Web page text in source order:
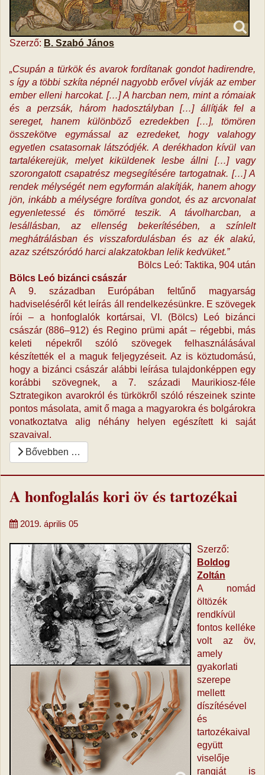
Szerző: B. Szabó János
„Csupán a türkök és avarok fordítanak gondot hadirendre,
s így a többi szkíta népnél nagyobb erővel vívják az ember
ember elleni harcokat. […] A harcban nem, mint a rómaiak
és a perzsák, három hadosztályban […] állítják fel a
sereget, hanem különböző ezredekben […], tömören
összekötve egymással az ezredeket, hogy valahogy
egyetlen csatasornak látszódjék. A derékhadon kívül van
tartalékerejük, melyet kiküldenek lesbe állni […] vagy
szorongatott csapatrész megsegítésére tartogatnak. […] A
rendek mélységét nem egyformán alakítják, hanem ahogy
jön, inkább a mélységre fordítva gondot, és az arcvonalat
egyenletessé és tömörré teszik. A távolharcban, a
lesállásban, az ellenség bekerítésében, a színlelt
meghátrálásban és visszafordulásban és az ék alakú,
azaz szétszóródó harci alakzatokban lelik kedvüket.”
Bölcs Leó: Taktika, 904 után
Bölcs Leó bizánci császár
A 9. században Európában feltűnő magyarság
hadviseléséről két leírás áll rendelkezésünkre. E szövegek
írói – a honfoglalók kortársai, VI. (Bölcs) Leó bizánci
császár (886–912) és Regino prümi apát – régebbi, más
keleti népekről szóló szövegek felhasználásával
készítették el a maguk feljegyzéseit. Az is köztudomású,
hogy a bizánci császár alábbi leírása tulajdonképpen egy
korábbi szövegnek, a 7. századi Maurikiosz-féle
Sztrategikon avarokról és türkökről szóló részeinek szinte
pontos másolata, amit ő maga a magyarokra és bolgárokra
vonatkoztatva alig néhány helyen egészített ki saját
szavaival.
Bővebben …
A honfoglalás kori öv és tartozékai
2019. április 05
Szerző:
Boldog
Zoltán
A nomád
öltözék
rendkívül
fontos kelléke
volt az öv,
amely
gyakorlati
szerepe
mellett
díszítésével
és
tartozékaival
együtt
viselője
rangját is